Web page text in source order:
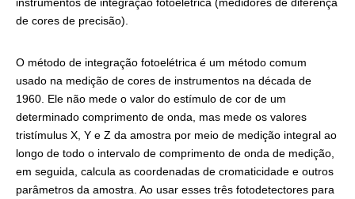
de cores de precisão).
O método de integração fotoelétrica é um método comum
usado na medição de cores de instrumentos na década de
1960. Ele não mede o valor do estímulo de cor de um
determinado comprimento de onda, mas mede os valores
tristímulus X, Y e Z da amostra por meio de medição integral ao
longo de todo o intervalo de comprimento de onda de medição,
em seguida, calcula as coordenadas de cromaticidade e outros
parâmetros da amostra. Ao usar esses três fotodetectores para